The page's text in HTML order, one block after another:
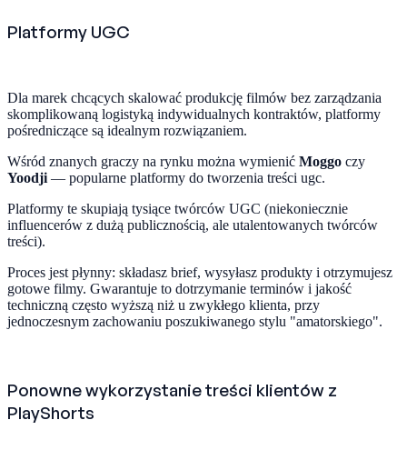
Platformy UGC
Dla marek chcących skalować produkcję filmów bez zarządzania
skomplikowaną logistyką indywidualnych kontraktów, platformy
pośredniczące są idealnym rozwiązaniem.
Wśród znanych graczy na rynku można wymienić Moggo czy
Yoodji — popularne platformy do tworzenia treści ugc.
Platformy te skupiają tysiące twórców UGC (niekoniecznie
influencerów z dużą publicznością, ale utalentowanych twórców
treści).
Proces jest płynny: składasz brief, wysyłasz produkty i otrzymujesz
gotowe filmy. Gwarantuje to dotrzymanie terminów i jakość
techniczną często wyższą niż u zwykłego klienta, przy
jednoczesnym zachowaniu poszukiwanego stylu "amatorskiego".
Ponowne wykorzystanie treści klientów z
PlayShorts